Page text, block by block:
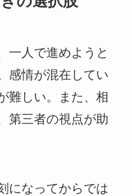
一人で進めようと
感情が混在してい
難しい。また、相
第三者の視点が助
になってからでは